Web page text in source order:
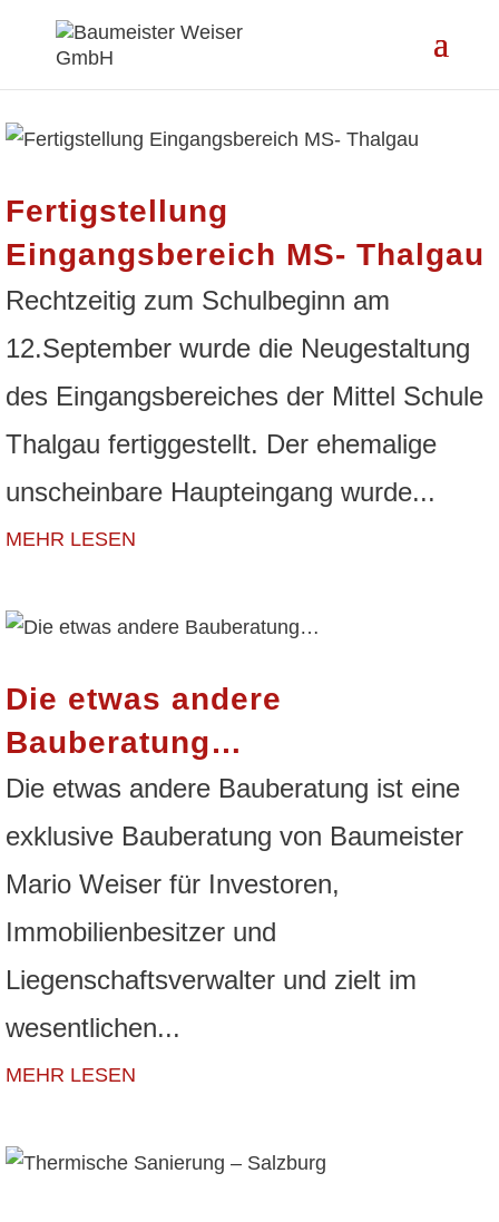
Fertigstellung
Eingangsbereich MS- Thalgau
Rechtzeitig zum Schulbeginn am
12.September wurde die Neugestaltung
des Eingangsbereiches der Mittel Schule
Thalgau fertiggestellt. Der ehemalige
unscheinbare Haupteingang wurde...
MEHR LESEN
Die etwas andere
Bauberatung…
Die etwas andere Bauberatung ist eine
exklusive Bauberatung von Baumeister
Mario Weiser für Investoren,
Immobilienbesitzer und
Liegenschaftsverwalter und zielt im
wesentlichen...
MEHR LESEN